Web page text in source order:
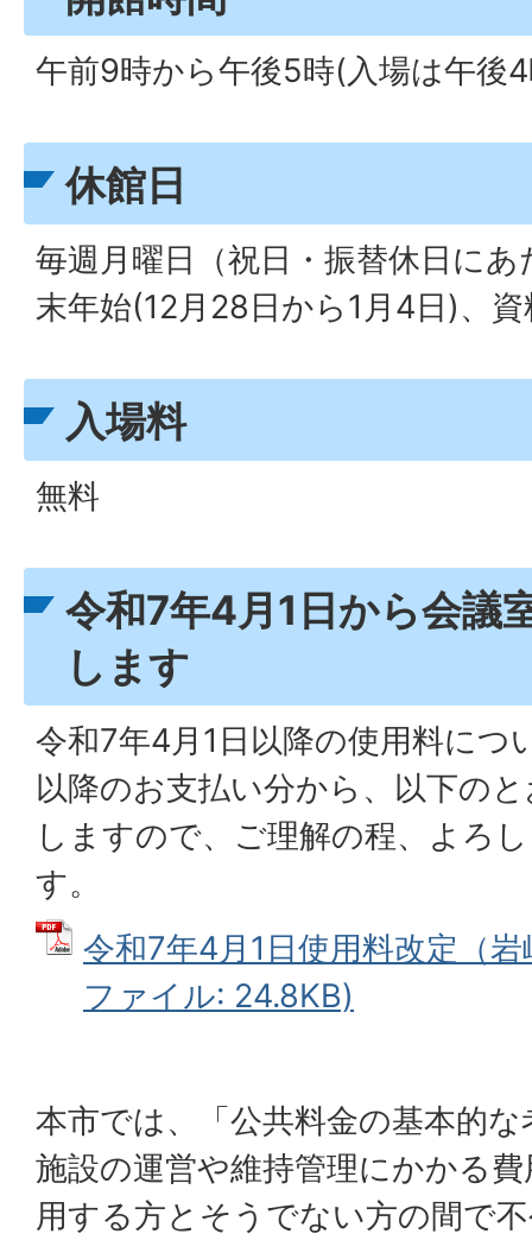
午前9時から午後5時(入場は午後
休館日
毎週月曜日（祝日・振替休日に
末年始(12月28日から1月4日)、
入場料
無料
令和7年4月1日から会議
します
令和7年4月1日以降の使用料につ
以降のお支払い分から、以下の
しますので、ご理解の程、よろ
す。
令和7年4月1日使用料改定（
ファイル: 24.8KB)
本市では、「公共料金の基本的
施設の運営や維持管理にかかる
用する方とそうでない方の間で